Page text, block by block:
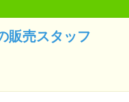
販売スタッフ